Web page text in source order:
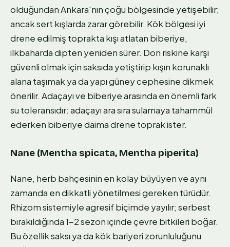
olduğundan Ankara'nın çoğu bölgesinde yetişebilir;
ancak sert kışlarda zarar görebilir. Kök bölgesi iyi
drene edilmiş toprakta kışı atlatan biberiye,
ilkbaharda dipten yeniden sürer. Don riskine karşı
güvenli olmak için saksıda yetiştirip kışın korunaklı
alana taşımak ya da yapı güney cephesine dikmek
önerilir. Adaçayı ve biberiye arasında en önemli fark
su toleransıdır: adaçayı ara sıra sulamaya tahammül
ederken biberiye daima drene toprak ister.
Nane (Mentha spicata, Mentha piperita)
Nane, herb bahçesinin en kolay büyüyen ve aynı
zamanda en dikkatli yönetilmesi gereken türüdür.
Rhizom sistemiyle agresif biçimde yayılır; serbest
bırakıldığında 1-2 sezon içinde çevre bitkileri boğar.
Bu özellik saksı ya da kök bariyeri zorunluluğunu